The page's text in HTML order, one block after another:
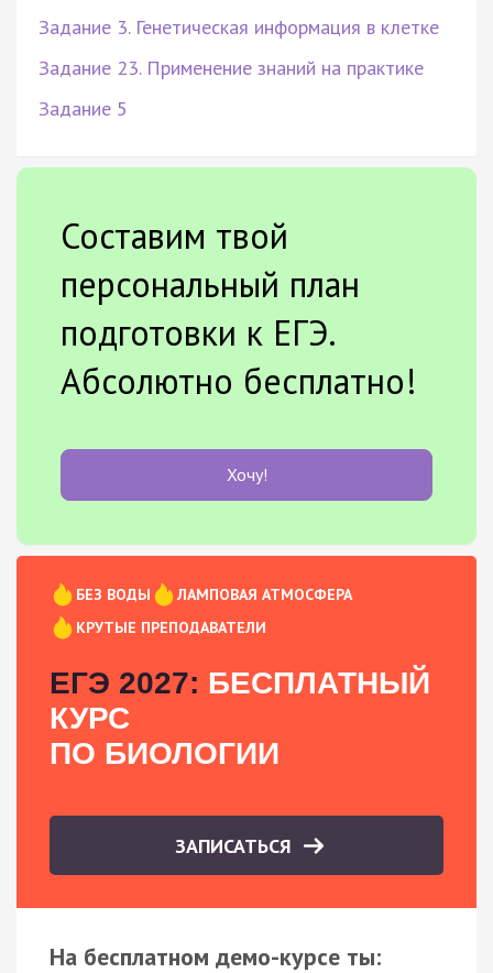
Задание 3. Генетическая информация в клетке
Задание 23. Применение знаний на практике
Задание 5
Составим твой
персональный план
подготовки к ЕГЭ.
Абсолютно бесплатно!
Хочу!
БЕЗ ВОДЫ
ЛАМПОВАЯ АТМОСФЕРА
КРУТЫЕ ПРЕПОДАВАТЕЛИ
ЕГЭ 2027: БЕСПЛАТНЫЙ
КУРС
ПО БИОЛОГИИ
ЗАПИСАТЬСЯ
На бесплатном демо-курсе ты: